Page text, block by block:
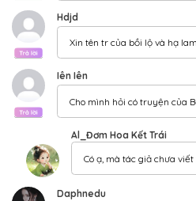
CHƯƠNG 30 13/01/2024
CHƯƠNG 29
CHƯƠNG 28 11/01/2024
CHƯƠNG 27 10/01/2024
CHƯƠNG 26 09/01/2024
CHƯƠNG 25 08/01/2024